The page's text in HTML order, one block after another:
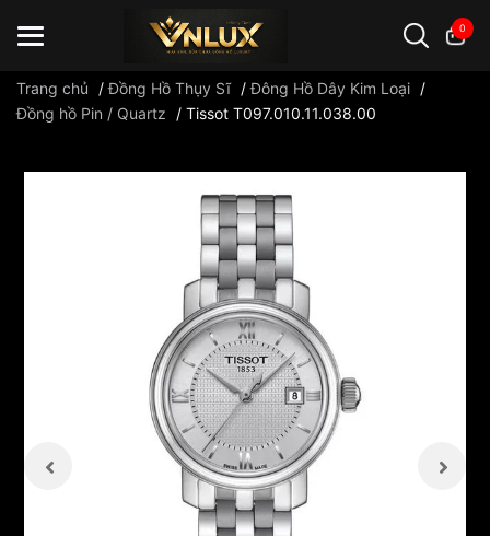
0
Trang chủ /Đồng Hồ Thụy Sĩ /Đông Hồ Dây Kim Loại /
Đồng hồ Pin / Quartz
/ Tissot T097.010.11.038.00